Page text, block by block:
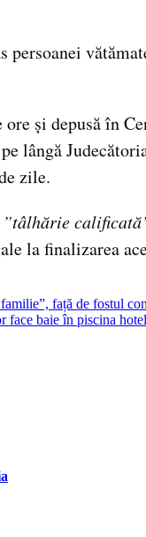
și depusă în
lângă
zile.
”tâlhărie
la finalizarea
față de fostul
baie în piscina